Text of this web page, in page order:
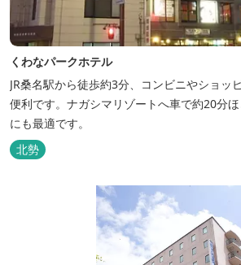
くわなパークホテル
JR桑名駅から徒歩約3分、コンビニやショッ
便利です。ナガシマリゾートへ車で約20分
にも最適です。
北勢